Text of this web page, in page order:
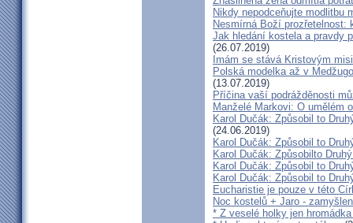
Nikdy nepodceňujte modlitbu
Nesmírná Boží
Jak hledání kostela a pravdy
(26.07.2019)
Imám se stává Kristovým
Polská modelka až v
(13.07.2019)
Příčina vaší podrážděnosti
Manželé Markovi: O umělém
Karol Dučák: Způsobil to
(24.06.2019)
Karol Dučák: Způsobil to
Karol Dučák: Způsobilto
Karol Dučák: Způsobil to
Karol Dučák: Způsobil to
Eucharistie je pouze v této
Noc kostelů + Jaro -
* Z veselé holky jen